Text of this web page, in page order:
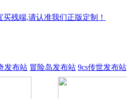
残端,请认准我们正版定制！
发布站 冒险岛发布站 9cs传世发布站